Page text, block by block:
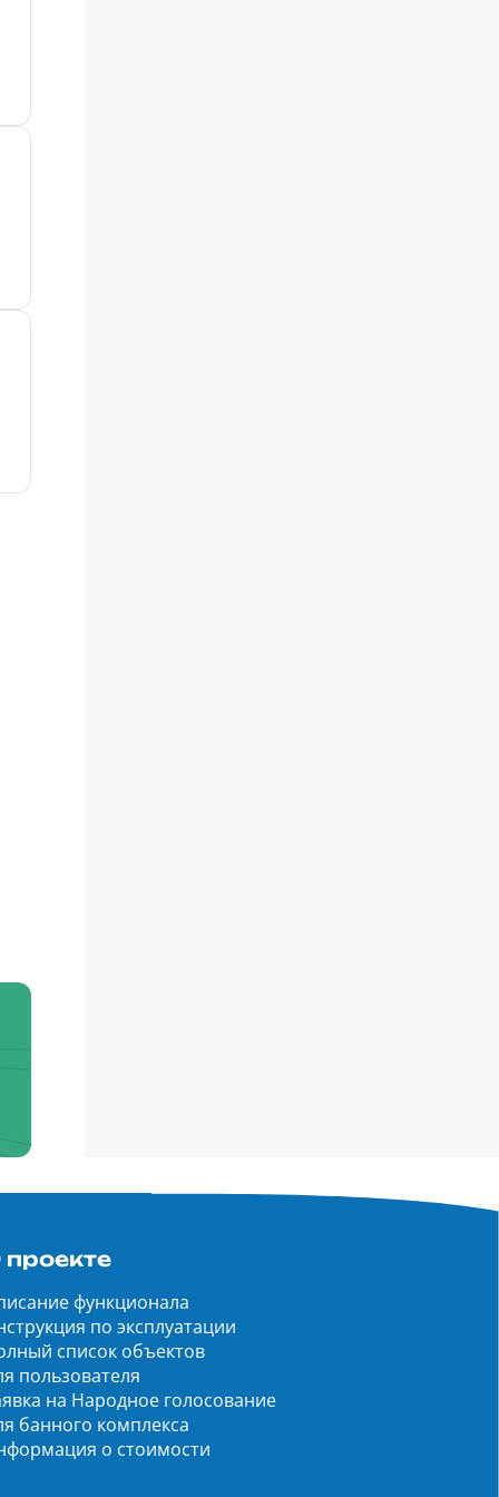
проекте
функционала
по эксплуатации
список объектов
пользователя
на Народное голосование
банного комплекса
о стоимости